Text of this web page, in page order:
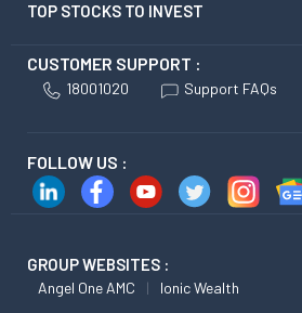
TOP STOCKS TO INVEST
CUSTOMER SUPPORT :
18001020 Support FAQs
FOLLOW US :
GROUP WEBSITES :
Angel One AMC Ionic Wealth